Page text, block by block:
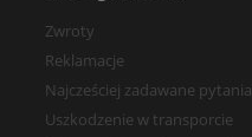
Zwroty
Reklamacje
Najcześciej zadawane pytania
Uszkodzenie w transporcie